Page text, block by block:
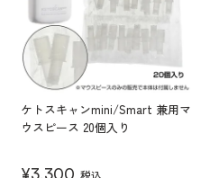
ケトスキャンmini/Smart 兼用マ
ウスピース 20個入り
¥3,300